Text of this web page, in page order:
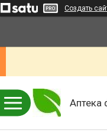
Создать
Аптека